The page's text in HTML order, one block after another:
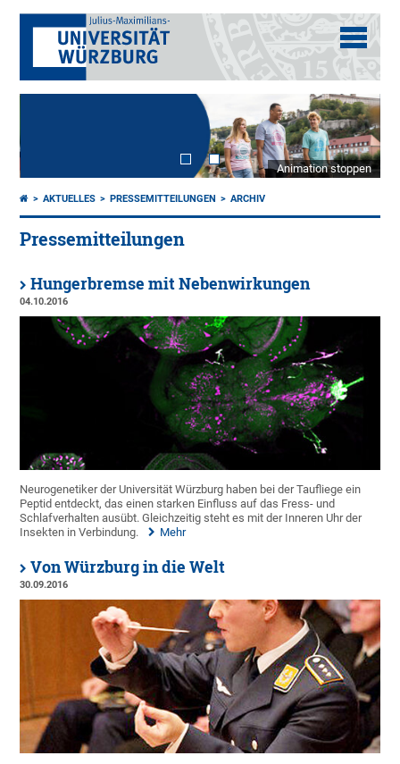
Animation stoppen
AKTUELLES PRESSEMITTEILUNGEN ARCHIV
Pressemitteilungen
Hungerbremse mit Nebenwirkungen
04.10.2016
Neurogenetiker der Universität Würzburg haben bei der Taufliege ein
Peptid entdeckt, das einen starken Einfluss auf das Fress- und
Schlafverhalten ausübt. Gleichzeitig steht es mit der Inneren Uhr der
Insekten in Verbindung.
Mehr
Von Würzburg in die Welt
30.09.2016